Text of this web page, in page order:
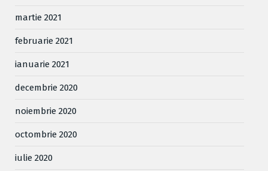
martie 2021
februarie 2021
ianuarie 2021
decembrie 2020
noiembrie 2020
octombrie 2020
iulie 2020